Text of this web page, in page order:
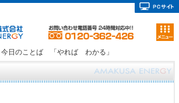
日のことば 「やれば わかる」